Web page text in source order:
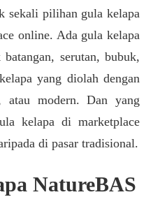
sekali pilihan gula kelapa
online. Ada gula kelapa
serutan, bubuk,
yang diolah dengan
atau modern. Dan yang
kelapa di marketplace
di pasar tradisional.
NatureBAS